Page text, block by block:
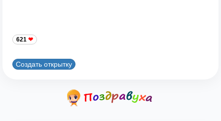
621
Создать открытку